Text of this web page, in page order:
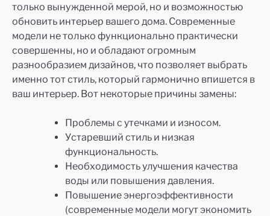
только вынужденной мерой, но и возможностью
обновить интерьер вашего дома. Современные
модели не только функционально практически
совершенны, но и обладают огромным
разнообразием дизайнов, что позволяет выбрать
именно тот стиль, который гармонично впишется в
ваш интерьер. Вот некоторые причины замены:
Проблемы с утечками и износом.
Устаревший стиль и низкая
функциональность.
Необходимость улучшения качества
воды или повышения давления.
Повышение энергоэффективности
(современные модели могут экономить